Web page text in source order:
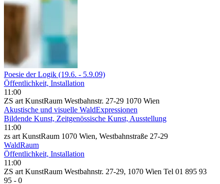
Poesie der Logik (19.6. - 5.9.09)
Öffentlichkeit, Installation
11:00
ZS art KunstRaum Westbahnstr. 27-29 1070 Wien
Akustische und visuelle WaldExpressionen
Bildende Kunst, Zeitgenössische Kunst, Ausstellung
11:00
zs art KunstRaum 1070 Wien, Westbahnstraße 27-29
WaldRaum
Öffentlichkeit, Installation
11:00
ZS art KunstRaum Westbahnstr. 27-29, 1070 Wien Tel 01 895 93
95 - 0